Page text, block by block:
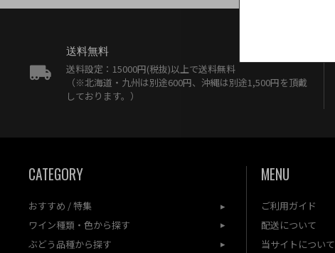
送料無料
送料設定：15000円(税抜)以上で送料無料
（※北海道・九州は別途600円、沖縄は別途1,500円を頂戴
しております。）
CATEGORY
おすすめ / 特集
ワイン種類・色から探す
ぶどう品種から探す
MENU
ご利用ガイド
配送について
当サイトについて